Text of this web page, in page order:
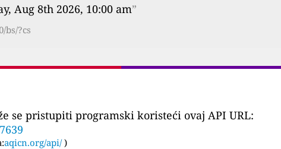
Aug 8th 2026, 10:00 am”
bs/?cs
se pristupiti programski koristeći ovaj API URL:
aqicn.org/api/ )